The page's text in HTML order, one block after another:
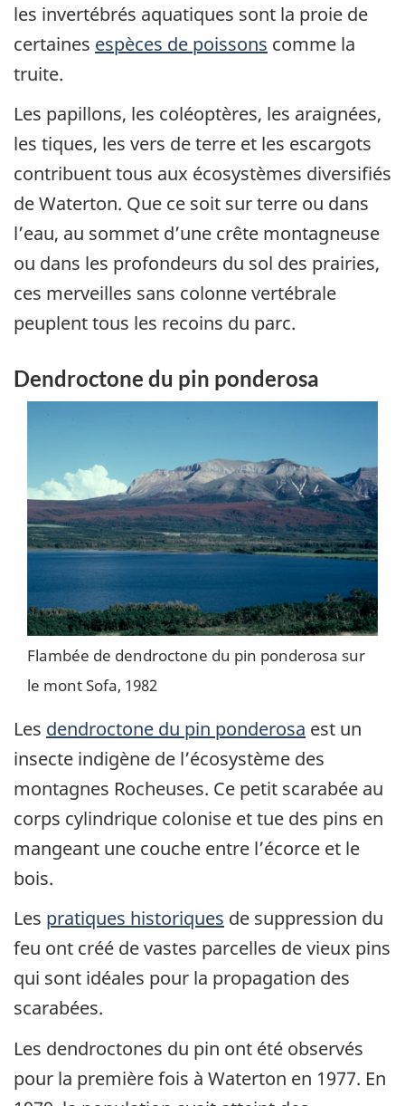
les invertébrés aquatiques sont la proie de
certaines espèces de poissons comme la
truite.
Les papillons, les coléoptères, les araignées,
les tiques, les vers de terre et les escargots
contribuent tous aux écosystèmes diversifiés
de Waterton. Que ce soit sur terre ou dans
l’eau, au sommet d’une crête montagneuse
ou dans les profondeurs du sol des prairies,
ces merveilles sans colonne vertébrale
peuplent tous les recoins du parc.
Dendroctone du pin ponderosa
Flambée de dendroctone du pin ponderosa sur
le mont Sofa, 1982
Les dendroctone du pin ponderosa est un
insecte indigène de l’écosystème des
montagnes Rocheuses. Ce petit scarabée au
corps cylindrique colonise et tue des pins en
mangeant une couche entre l’écorce et le
bois.
Les pratiques historiques de suppression du
feu ont créé de vastes parcelles de vieux pins
qui sont idéales pour la propagation des
scarabées.
Les dendroctones du pin ont été observés
pour la première fois à Waterton en 1977. En